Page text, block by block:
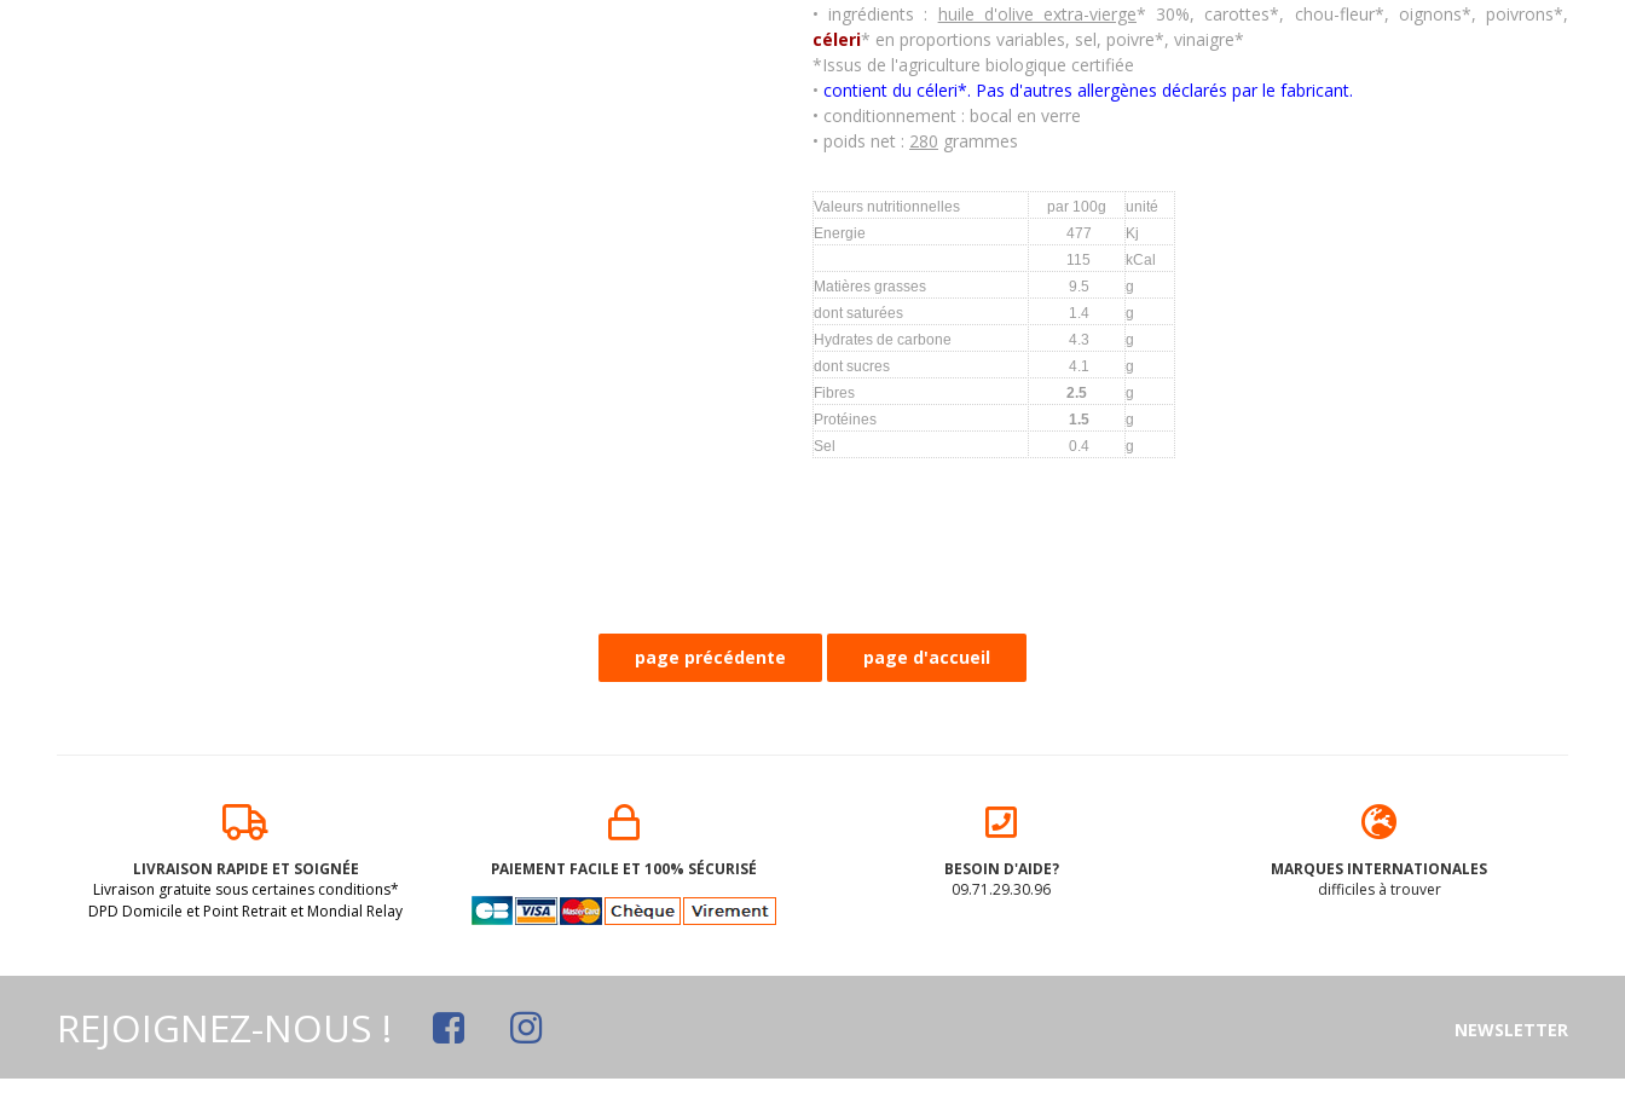
• ingrédients : huile d'olive extra-vierge* 30%, carottes*, chou-fleur*, oignons*, poivrons*,
céleri* en proportions variables, sel, poivre*, vinaigre*
*Issus de l'agriculture biologique certifiée
• contient du céleri*. Pas d'autres allergènes déclarés par le fabricant.
• conditionnement : bocal en verre
• poids net : 280 grammes
Valeurs nutritionnelles par 100g
unité
Energie
477
Kj
115
kCal
Matières grasses
9.5
g
dont saturées
1.4
g
Hydrates de carbone
4.3
g
dont sucres
4.1
g
Fibres
2.5
g
Protéines
1.5
g
Sel
0.4 g
LIVRAISON RAPIDE ET SOIGNÉE
Livraison gratuite sous certaines conditions*
DPD Domicile et Point Retrait et Mondial Relay
PAIEMENT FACILE ET 100% SÉCURISÉ BESOIN D'AIDE?
09.71.29.30.96
MARQUES INTERNATIONALES
difficiles à trouver
REJOIGNEZ-NOUS ! NEWSLETTER